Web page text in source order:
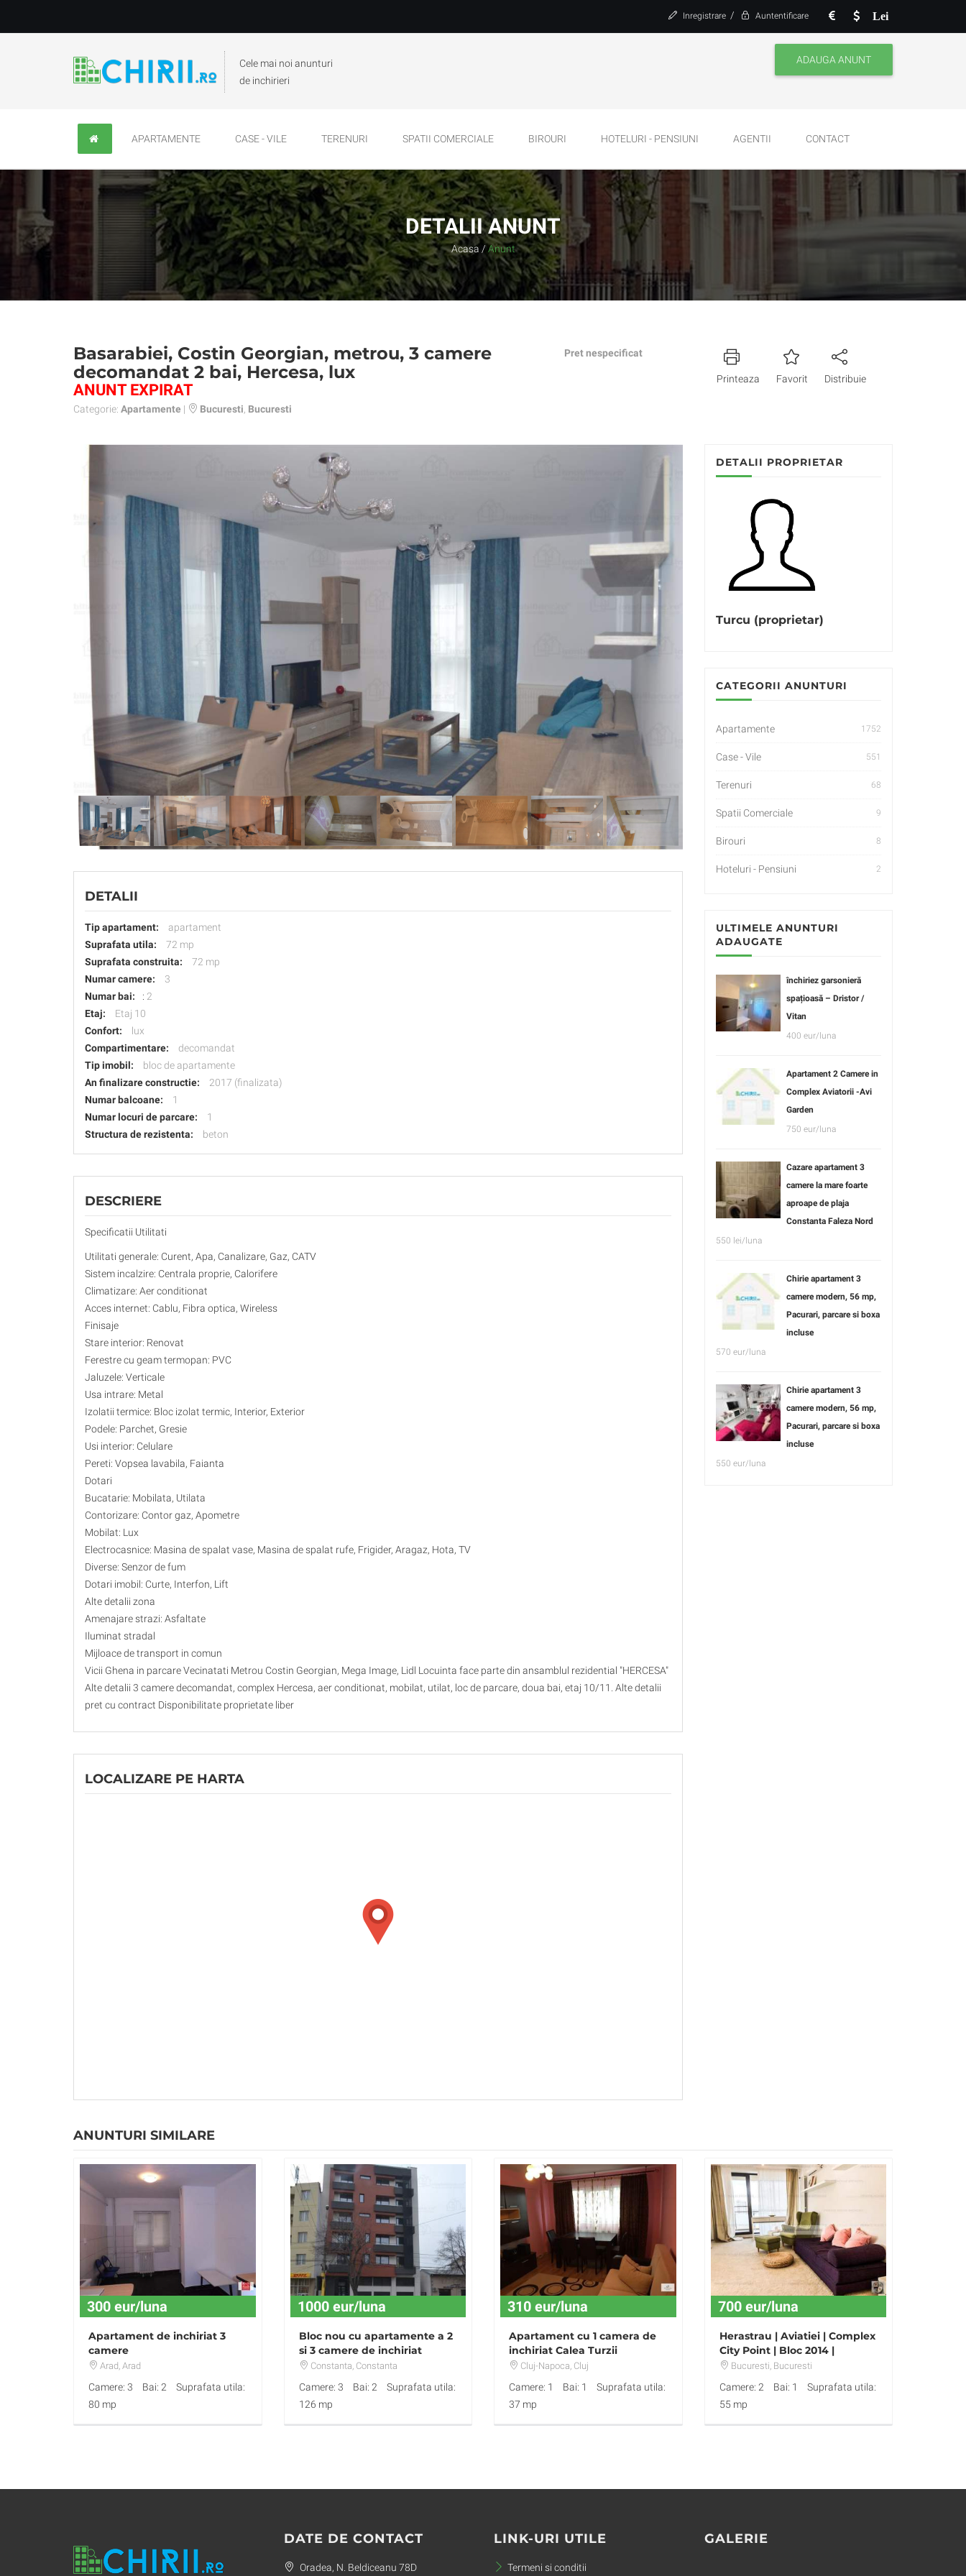
Lei
Inregistrare / Auntentificare
Cele mai noi anunturi
de inchirieri
ADAUGA ANUNT
APARTAMENTE CASE - VILE TERENURI SPATII COMERCIALE BIROURI HOTELURI - PENSIUNI AGENTII CONTACT
DETALII ANUNT
Acasa / Anunt
Basarabiei, Costin Georgian, metrou, 3 camere
decomandat 2 bai, Hercesa, lux
ANUNT EXPIRAT
Categorie: Apartamente | Bucuresti Bucuresti
Pret nespecificat
Printeaza Favorit Distribuie
DETALII
Tip apartament:
apartament
Suprafata utila:
72 mp
Suprafata construita:
72 mp
Numar camere:
3
Numar bai:
: 2
Etaj:
Etaj 10
Confort:
lux
Compartimentare:
decomandat
Tip imobil:
bloc de apartamente
An finalizare constructie:
2017 (finalizata)
Numar balcoane:
1
Numar locuri de parcare:
1
Structura de rezistenta:
beton
DESCRIERE
Specificatii Utilitati
Utilitati generale: Curent, Apa, Canalizare, Gaz, CATV
Sistem incalzire: Centrala proprie, Calorifere
Climatizare: Aer conditionat
Acces internet: Cablu, Fibra optica, Wireless
Finisaje
Stare interior: Renovat
Ferestre cu geam termopan: PVC
Jaluzele: Verticale
Usa intrare: Metal
Izolatii termice: Bloc izolat termic, Interior, Exterior
Podele: Parchet, Gresie
Usi interior: Celulare
Pereti: Vopsea lavabila, Faianta
Dotari
Bucatarie: Mobilata, Utilata
Contorizare: Contor gaz, Apometre
Mobilat: Lux
Electrocasnice: Masina de spalat vase, Masina de spalat rufe, Frigider, Aragaz, Hota, TV
Diverse: Senzor de fum
Dotari imobil: Curte, Interfon, Lift
Alte detalii zona
Amenajare strazi: Asfaltate
Iluminat stradal
Mijloace de transport in comun
Vicii Ghena in parcare Vecinatati Metrou Costin Georgian, Mega Image, Lidl Locuinta face parte din ansamblul rezidential "HERCESA"
Alte detalii 3 camere decomandat, complex Hercesa, aer conditionat, mobilat, utilat, loc de parcare, doua bai, etaj 10/11. Alte detalii
pret cu contract Disponibilitate proprietate liber
LOCALIZARE PE HARTA
DETALII PROPRIETAR
Turcu (proprietar)
CATEGORII ANUNTURI
Apartamente 1752
Case - Vile 551
Terenuri 68
Spatii Comerciale 9
Birouri 8
Hoteluri - Pensiuni 2
ULTIMELE ANUNTURI
ADAUGATE
închiriez garsonieră
spațioasă – Dristor /
Vitan
400 eur/luna
Apartament 2 Camere in
Complex Aviatorii -Avi
Garden
750 eur/luna
Cazare apartament 3
camere la mare foarte
aproape de plaja
Constanta Faleza Nord
550 lei/luna
Chirie apartament 3
camere modern, 56 mp,
Pacurari, parcare si boxa
incluse
570 eur/luna
Chirie apartament 3
camere modern, 56 mp,
Pacurari, parcare si boxa
incluse
550 eur/luna
ANUNTURI SIMILARE
300 eur/luna
Apartament de inchiriat 3
camere
Arad, Arad
Camere: 3 Bai: 2
Suprafata utila:
80 mp
1000 eur/luna
Bloc nou cu apartamente a 2
si 3 camere de inchiriat
Constanta, Constanta
Camere: 3 Bai: 2
Suprafata utila:
126 mp
310 eur/luna
Apartament cu 1 camera de
inchiriat Calea Turzii
Cluj-Napoca, Cluj
Camere: 1 Bai: 1
Suprafata utila:
37 mp
700 eur/luna
Herastrau | Aviatiei | Complex
City Point | Bloc 2014 |
Modern
Bucuresti, Bucuresti
Camere: 2 Bai: 1
Suprafata utila:
55 mp
DATE DE CONTACT
Oradea, N. Beldiceanu 78D
LINK-URI UTILE
Termeni si conditii
GALERIE